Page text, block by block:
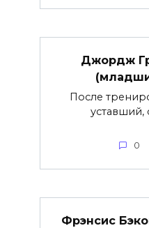
Джордж
После
уставший,
0
Фрэнсис